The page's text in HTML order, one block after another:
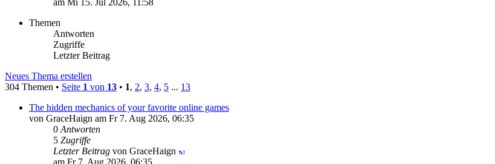
am Mi 15. Jul 2026, 11:58
Themen
Antworten
Zugriffe
Letzter Beitrag
Neues Thema erstellen
304 Themen • Seite 1 von 13 • 1, 2, 3, 4, 5 ... 13
The hidden mechanics of your favorite online games
von GraceHaign am Fr 7. Aug 2026, 06:35
0 Antworten
5 Zugriffe
Letzter Beitrag von GraceHaign
am Fr 7. Aug 2026, 06:35